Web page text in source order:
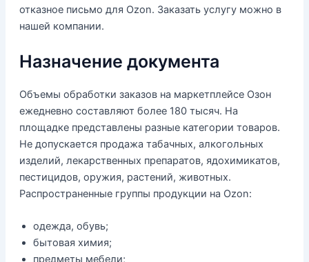
отказное письмо для Ozon. Заказать услугу можно в
нашей компании.
Назначение документа
Объемы обработки заказов на маркетплейсе Озон
ежедневно составляют более 180 тысяч. На
площадке представлены разные категории товаров.
Не допускается продажа табачных, алкогольных
изделий, лекарственных препаратов, ядохимикатов,
пестицидов, оружия, растений, животных.
Распространенные группы продукции на Ozon:
одежда, обувь;
бытовая химия;
предметы мебели;